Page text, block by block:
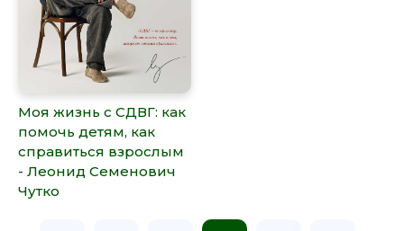
Моя жизнь с СДВГ: как
помочь детям, как
справиться взрослым
- Леонид Семенович
Чутко